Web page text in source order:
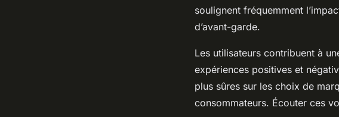
soulignent fréquemment
d’avant-garde.
Les utilisateurs contribuent à
expériences positives et
plus sûres sur les choix de
consommateurs. Écouter ces